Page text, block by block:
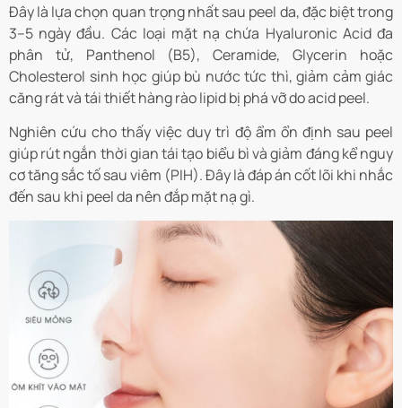
Đây là lựa chọn quan trọng nhất sau peel da, đặc biệt trong
3–5 ngày đầu. Các loại mặt nạ chứa Hyaluronic Acid đa
phân tử, Panthenol (B5), Ceramide, Glycerin hoặc
Cholesterol sinh học giúp bù nước tức thì, giảm cảm giác
căng rát và tái thiết hàng rào lipid bị phá vỡ do acid peel.
Nghiên cứu cho thấy việc duy trì độ ẩm ổn định sau peel
giúp rút ngắn thời gian tái tạo biểu bì và giảm đáng kể nguy
cơ tăng sắc tố sau viêm (PIH). Đây là đáp án cốt lõi khi nhắc
đến sau khi peel da nên đắp mặt nạ gì.